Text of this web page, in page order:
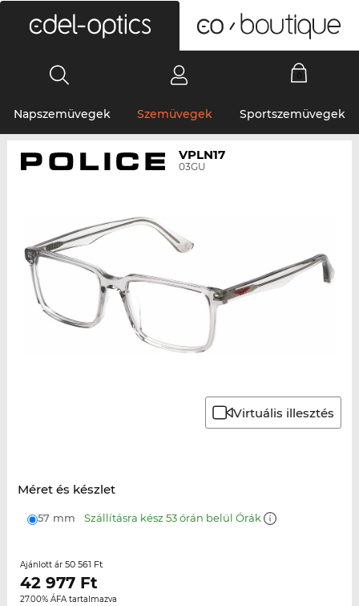
Napszemüvegek Szemüvegek Sportszemüvegek
VPLN17
03GU
Virtuális illesztés
Méret és készlet
57 mm Szállításra kész 53 órán belül Órák
Ajánlott ár 50 561 Ft
42 977Ft
27.00% ÁFA tartalmazva